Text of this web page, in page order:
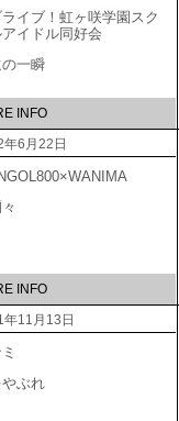
イブ！虹ヶ咲学園スク
イドル同好会
一瞬
INFO
年6月22日
INFO
年11月13日
ぶれ